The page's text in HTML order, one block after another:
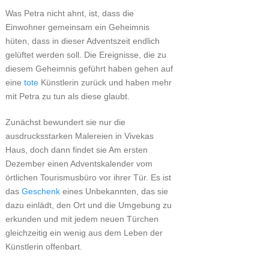
Was Petra nicht ahnt, ist, dass die
Einwohner gemeinsam ein Geheimnis
hüten, dass in dieser Adventszeit endlich
gelüftet werden soll. Die Ereignisse, die zu
diesem Geheimnis geführt haben gehen auf
eine toteKünstlerin zurück und haben mehr
mit Petra zu tun als diese glaubt.
Zunächst bewundert sie nur die
ausdrucksstarken Malereien in Vivekas
Haus, doch dann findet sie Am ersten
Dezember einen Adventskalender vom
örtlichen Tourismusbüro vor ihrer Tür. Es ist
das Geschenkeines Unbekannten, das sie
dazu einlädt, den Ort und die Umgebung zu
erkunden und mit jedem neuen Türchen
gleichzeitig ein wenig aus dem Leben der
Künstlerin offenbart.